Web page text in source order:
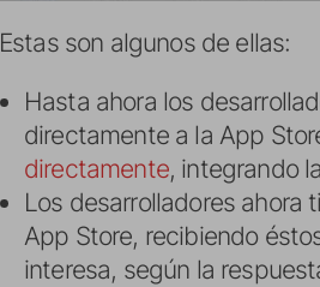
Estas son algunos de ellas:
Hasta ahora los
directamente a la App
directamente, integrando
Los desarrolladores ahora
App Store, recibiendo
interesa, según la